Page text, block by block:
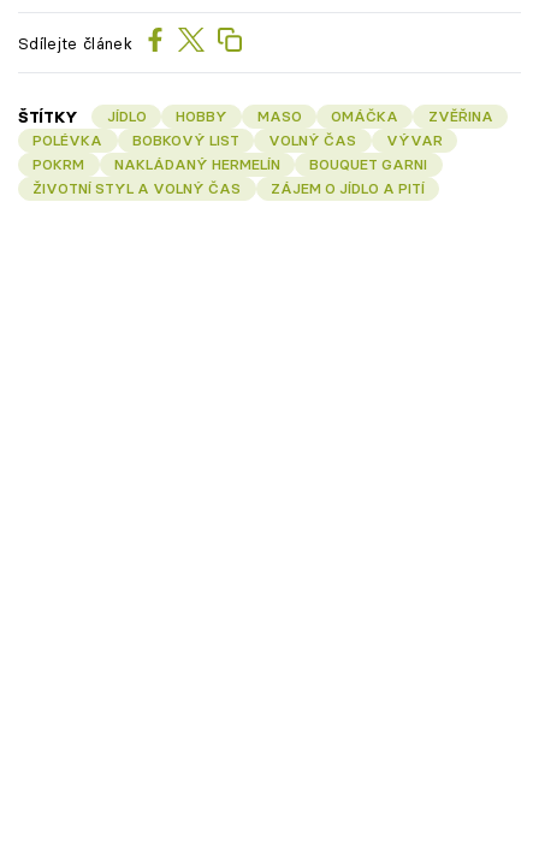
Sdílejte článek
ŠTÍTKY JÍDLO HOBBY MASO OMÁČKA
ZVĚŘINA
POLÉVKA
BOBKOVÝ LIST VOLNÝ ČAS
VÝVAR
POKRM
NAKLÁDANÝ HERMELÍN
BOUQUET GARNI
ŽIVOTNÍ STYL A VOLNÝ ČAS
ZÁJEM O JÍDLO A PITÍ